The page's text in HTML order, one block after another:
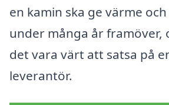
en kamin ska ge värme
under många år framöver,
det vara värt att satsa på
leverantör.